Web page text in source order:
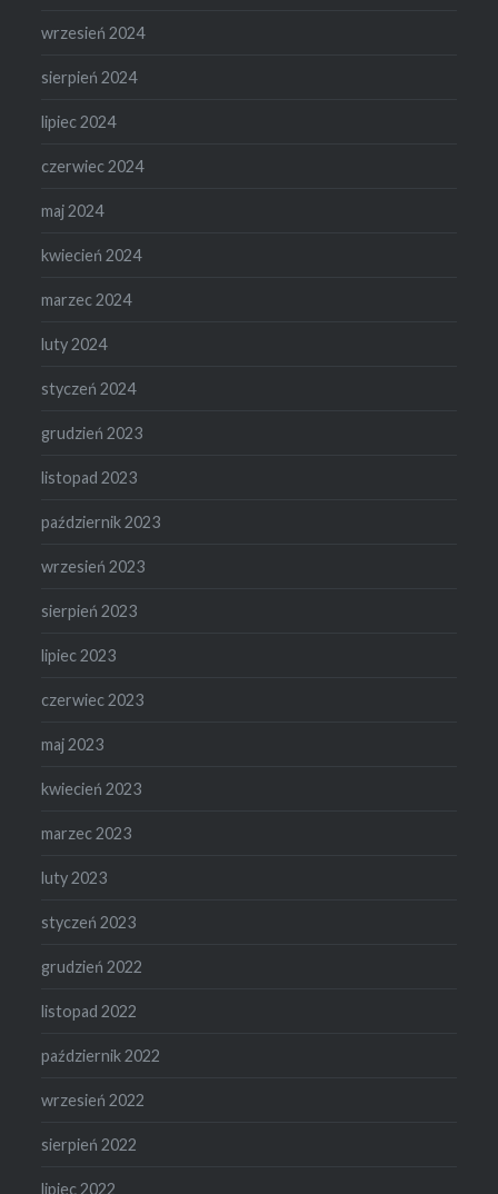
wrzesień 2024
sierpień 2024
lipiec 2024
czerwiec 2024
maj 2024
kwiecień 2024
marzec 2024
luty 2024
styczeń 2024
grudzień 2023
listopad 2023
październik 2023
wrzesień 2023
sierpień 2023
lipiec 2023
czerwiec 2023
maj 2023
kwiecień 2023
marzec 2023
luty 2023
styczeń 2023
grudzień 2022
listopad 2022
październik 2022
wrzesień 2022
sierpień 2022
lipiec 2022